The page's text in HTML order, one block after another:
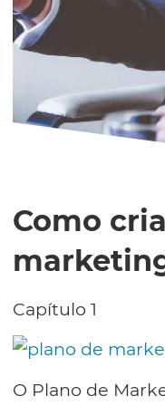
Como
Capítulo 1
O Plano de